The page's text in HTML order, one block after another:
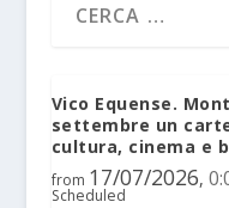
Vico Equense.
settembre un
cultura, cinema e
from 17/07/2026,
Scheduled